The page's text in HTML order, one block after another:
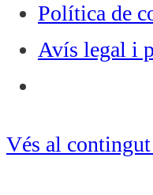
Política de
Avís legal i
Vés al